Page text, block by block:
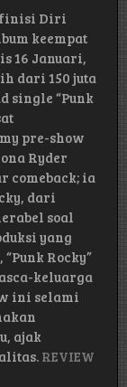
Diri
keempat
16 Januari,
dari 150 juta
single “Punk
pre-show
Ryder
comeback; ia
dari
soal
yang
Rocky”
keluarga
ini selami
ajak
REVIEW